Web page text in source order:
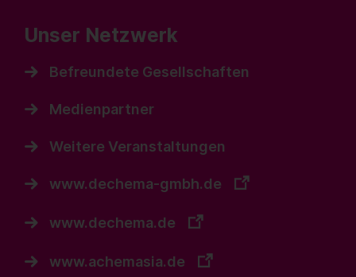
Unser Netzwerk
Befreundete Gesellschaften
Medienpartner
Weitere Veranstaltungen
www.dechema-gmbh.de
www.dechema.de
www.achemasia.de